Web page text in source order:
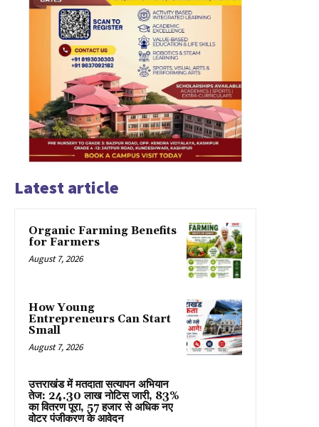
Latest article
Organic Farming Benefits
for Farmers
August 7, 2026
How Young
Entrepreneurs Can Start
Small
August 7, 2026
उत्तराखंड में मतदाता सत्यापन अभियान
तेज: 24.30 लाख नोटिस जारी, 83%
का वितरण पूरा, 57 हजार से अधिक नए
वोटर पंजीकरण के आवेदन